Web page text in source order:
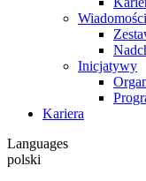
Inicjatywy
Kariera
Languages
polski